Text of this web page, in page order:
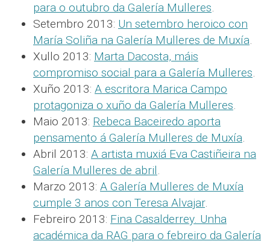
para o outubro da Galería Mulleres.
Setembro 2013: Un setembro heroico con
María Soliña na Galería Mulleres de Muxía.
Xullo 2013: Marta Dacosta, máis
compromiso social para a Galería Mulleres.
Xuño 2013: A escritora Marica Campo
protagoniza o xuño da Galería Mulleres.
Maio 2013: Rebeca Baceiredo aporta
pensamento á Galería Mulleres de Muxía.
Abril 2013: A artista muxiá Eva Castiñeira na
Galería Mulleres de abril.
Marzo 2013: A Galería Mulleres de Muxía
cumple 3 anos con Teresa Alvajar.
Febreiro 2013: Fina Casalderrey. Unha
académica da RAG para o febreiro da Galería